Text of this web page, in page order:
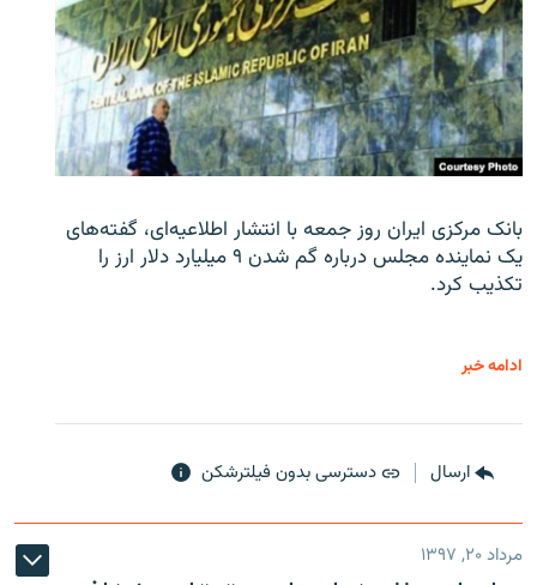
بانک مرکزی ایران روز جمعه با انتشار اطلاعیه‌ای، گفته‌های
یک نماینده مجلس درباره گم شدن ۹ میلیارد دلار ارز را
تکذیب کرد.
ادامه خبر
ارسال دسترسی بدون فیلترشکن
مرداد ۲۰, ۱۳۹۷